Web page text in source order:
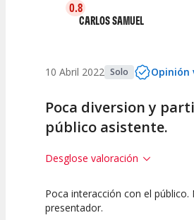
0.8
CARLOS SAMUEL
10 Abril 2022 Solo Opinión
Poca diversion y
público asistente.
Desglose valoración
0 2.5 0
Poca interacción con el
presentador.